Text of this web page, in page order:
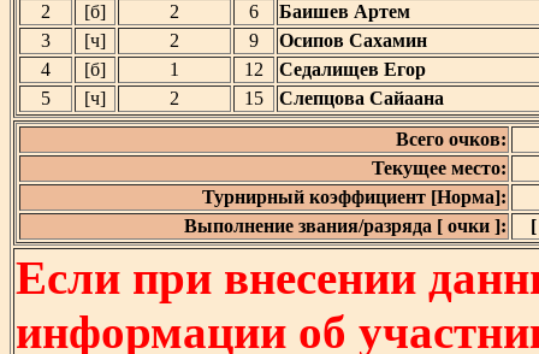
2
[б] 2 6
Баишев Артем
3
[ч] 2 9
Осипов Сахамин
4
[б] 1 12
Седалищев Егор
5
[ч] 2 15
Слепцова Сайаана
Всего очков:
Текущее место:
Турнирный коэффициент [Норма]:
Выполнение звания/разряда [ очки ]:
Если при внесении
информации об